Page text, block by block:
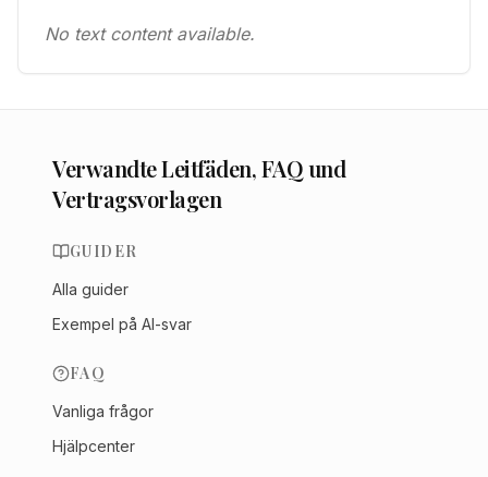
No text content available.
Verwandte Leitfäden, FAQ und
Vertragsvorlagen
GUIDER
Alla guider
Exempel på AI-svar
FAQ
Vanliga frågor
Hjälpcenter